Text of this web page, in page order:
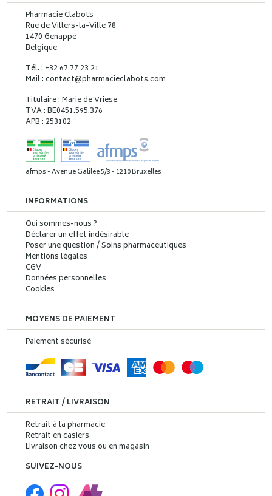
Pharmacie Clabots
Rue de Villers-la-Ville 78
1470 Genappe
Belgique
Tél. : +32 67 77 23 21
Mail : contact@pharmacieclabots.com
Titulaire : Marie de Vriese
TVA : BE0451.595.376
APB : 253102
afmps - Avenue Galilée 5/3 - 1210 Bruxelles
INFORMATIONS
Qui sommes-nous ?
Déclarer un effet indésirable
Poser une question / Soins pharmaceutiques
Mentions légales
CGV
Données personnelles
Cookies
MOYENS DE PAIEMENT
Paiement sécurisé
RETRAIT / LIVRAISON
Retrait à la pharmacie
Retrait en casiers
Livraison chez vous ou en magasin
SUIVEZ-NOUS